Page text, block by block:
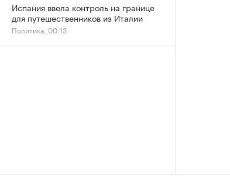
Испания ввела контроль на границе
для путешественников из Италии
Политика, 00:13